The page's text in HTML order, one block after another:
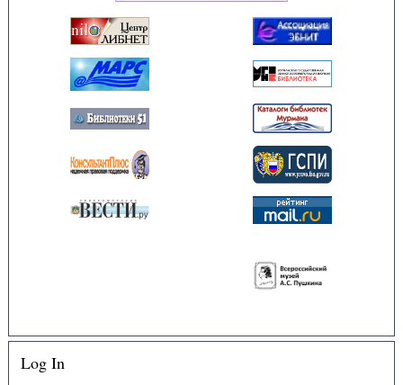
Log In